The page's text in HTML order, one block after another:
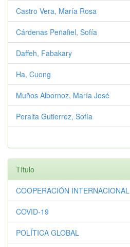
Castro Vera, María Rosa
Cárdenas Peñafiel, Sofía
Daffeh, Fabakary
Ha, Cuong
Muños Albornoz, María José
Peralta Gutierrez, Sofía
Título
COOPERACIÓN INTERNACIONAL
COVID-19
POLÍTICA GLOBAL